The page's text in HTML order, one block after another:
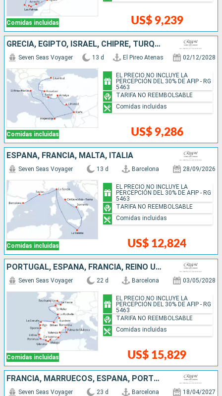
Comidas incluidas US$ 9,239
GRECIA, EGIPTO, ISRAEL, CHIPRE, TURQUÍA
Comidas incluidas
Seven Seas Voyager 13 d El Pireo Atenas 02/12/2028
US$ 9,286
EL PRECIO NO INCLUYE LA
PERCEPCIÓN DEL 30% DE AFIP - RG
5463
TARIFA NO REEMBOLSABLE
Comidas incluidas
ESPAÑA, FRANCIA, MALTA, ITALIA
Comidas incluidas
Seven Seas Voyager 13 d Barcelona 28/09/2026
US$ 12,824
EL PRECIO NO INCLUYE LA
PERCEPCIÓN DEL 30% DE AFIP - RG
5463
TARIFA NO REEMBOLSABLE
Comidas incluidas
PORTUGAL, ESPAÑA, FRANCIA, REINO UNIDO
Comidas incluidas
Seven Seas Voyager 22 d Barcelona 03/05/2028
US$ 15,829
EL PRECIO NO INCLUYE LA
PERCEPCIÓN DEL 30% DE AFIP - RG
5463
TARIFA NO REEMBOLSABLE
Comidas incluidas
FRANCIA, MARRUECOS, ESPAÑA, PORTUGAL, REINO UNIDO
Seven Seas Voyager 23 d Barcelona 18/04/2027